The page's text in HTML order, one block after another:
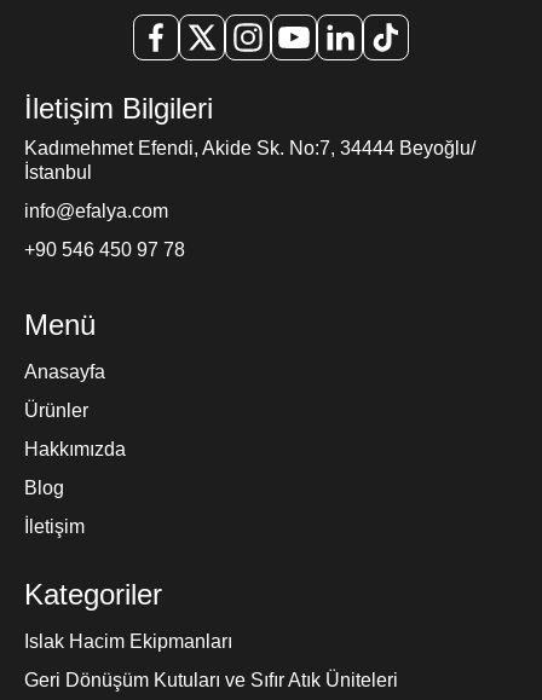
İletişim Bilgileri
Kadımehmet Efendi, Akide Sk. No:7, 34444 Beyoğlu/
İstanbul
info@efalya.com
+90 546 450 97 78
Menü
Anasayfa
Ürünler
Hakkımızda
Blog
İletişim
Kategoriler
Islak Hacim Ekipmanları
Geri Dönüşüm Kutuları ve Sıfır Atık Üniteleri